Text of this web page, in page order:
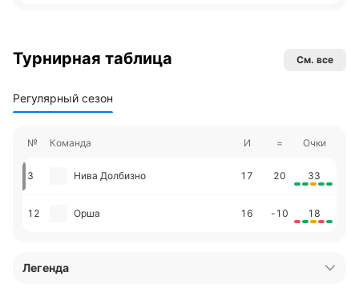
Турнирная таблица См. все
Регулярный сезон
№ Команда И = Очки
3 Нива Долбизно 17 20 33
12 Орша 16 -10 18
Легенда